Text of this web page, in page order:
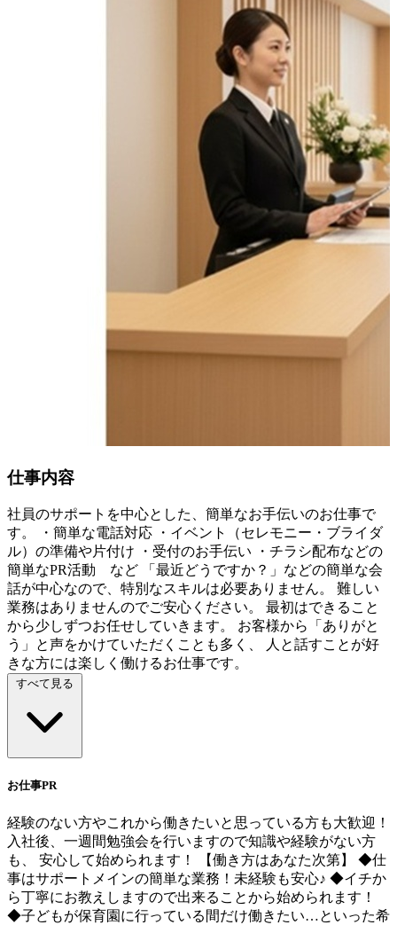
仕事内容
社員のサポートを中心とした、簡単なお手伝いのお仕事で
す。 ・簡単な電話対応 ・イベント（セレモニー・ブライダ
ル）の準備や片付け ・受付のお手伝い ・チラシ配布などの
簡単なPR活動 など 「最近どうですか？」などの簡単な会
話が中心なので、特別なスキルは必要ありません。 難しい
業務はありませんのでご安心ください。 最初はできること
から少しずつお任せしていきます。 お客様から「ありがと
う」と声をかけていただくことも多く、 人と話すことが好
きな方には楽しく働けるお仕事です。
すべて見る
お仕事PR
経験のない方やこれから働きたいと思っている方も大歓迎！
入社後、一週間勉強会を行いますので知識や経験がない方
も、 安心して始められます！ 【働き方はあなた次第】 ◆仕
事はサポートメインの簡単な業務！未経験も安心♪ ◆イチか
ら丁寧にお教えしますので出来ることから始められます！
◆子どもが保育園に行っている間だけ働きたい…といった希